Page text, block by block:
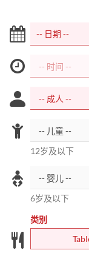
12岁及以下
6岁及以下
类别